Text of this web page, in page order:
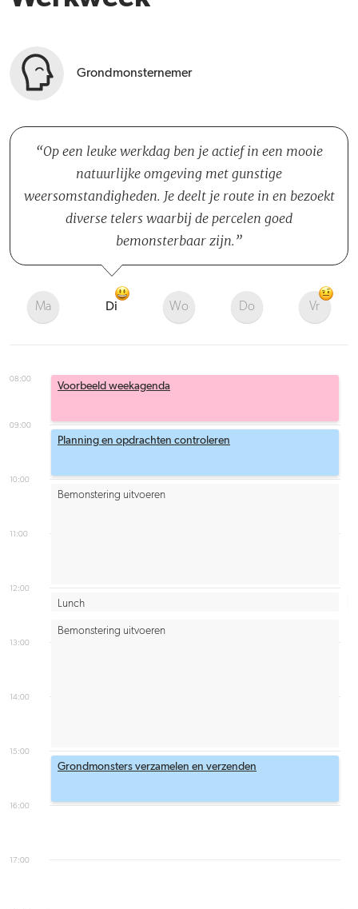
Grondmonsternemer
Op een leuke werkdag ben je actief in een mooie
natuurlijke omgeving met gunstige
weersomstandigheden. Je deelt je route in en bezoekt
diverse telers waarbij de percelen goed
bemonsterbaar zijn.
Ma Di Wo Do Vr
08:00
09:00
10:00
11:00
12:00
13:00
14:00
15:00
16:00
17:00
Voorbeeld weekagenda
Planning en opdrachten controleren
Bemonstering uitvoeren
Lunch
Bemonstering uitvoeren
Grondmonsters verzamelen en verzenden